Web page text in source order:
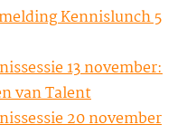
Kennislunch 5
13 november:
van Talent
20 november